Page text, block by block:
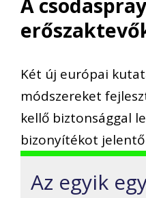
A
Két új európai
módszereket
kellő biztonsággal
bizonyítékot jelentő
Az egyik